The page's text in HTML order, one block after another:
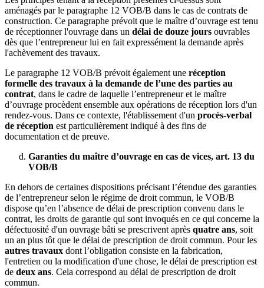
aménagés par le paragraphe 12 VOB/B dans le cas de contrats de
construction. Ce paragraphe prévoit que le maître d’ouvrage est tenu
de réceptionner l'ouvrage dans un délai de douze jours ouvrables
dès que l’entrepreneur lui en fait expressément la demande après
l'achèvement des travaux.
Le paragraphe 12 VOB/B prévoit également une réception
formelle des travaux à la demande de l’une des parties au
contrat, dans le cadre de laquelle l’entrepreneur et le maître
d’ouvrage procèdent ensemble aux opérations de réception lors d'un
rendez-vous. Dans ce contexte, l'établissement d'un procès-verbal
de réception est particulièrement indiqué à des fins de
documentation et de preuve.
Garanties du maître d’ouvrage en cas de vices, art. 13 du
VOB/B
En dehors de certaines dispositions précisant l’étendue des garanties
de l’entrepreneur selon le régime de droit commun, le VOB/B
dispose qu’en l’absence de délai de prescription convenu dans le
contrat, les droits de garantie qui sont invoqués en ce qui concerne la
défectuosité d'un ouvrage bâti se prescrivent après quatre ans, soit
un an plus tôt que le délai de prescription de droit commun. Pour les
autres travaux dont l’obligation consiste en la fabrication,
l'entretien ou la modification d'une chose, le délai de prescription est
de deux ans. Cela correspond au délai de prescription de droit
commun.